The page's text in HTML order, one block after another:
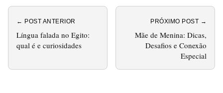
← POST ANTERIOR
Língua falada no Egito:
qual é e curiosidades
PRÓXIMO POST →
Mãe de Menina: Dicas,
Desafios e Conexão
Especial